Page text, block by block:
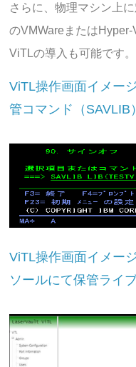
さらに、物理マシン上
のVMWareまたは
ViTLの導入も可能です。
ViTL操作画面イメ
管コマンド（SAVLIB
ViTL操作画面イメ
ソールにて保管ライ